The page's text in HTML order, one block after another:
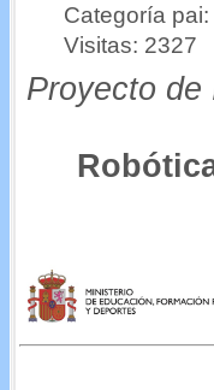
Categoría
Visitas: 2327
Proyecto de